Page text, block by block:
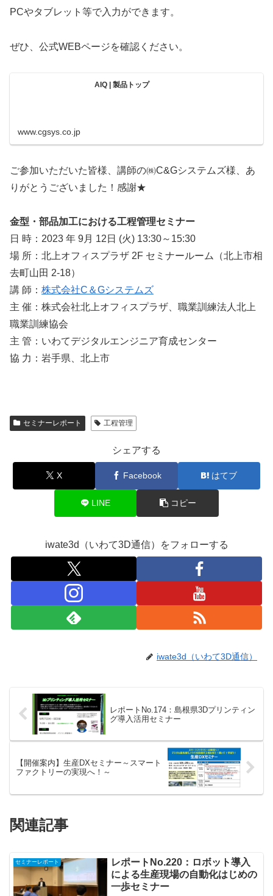
PCやタブレット等で入力ができます。
ぜひ、公式WEBページを確認ください。
AIQ | 製品トップ
www.cgsys.co.jp
ご参加いただいた皆様、講師の㈱C&Gシステムズ様、あ
りがとうございました！感謝★
金型・部品加工における工程管理セミナー
日 時：2023 年 9月 12日 (火) 13:30～15:30
場 所：北上オフィスプラザ 2F セミナールーム（北上市相
去町山田 2-18）
講 師： 株式会社C＆Gシステムズ
主 催：株式会社北上オフィスプラザ、職業訓練法人北上
職業訓練協会
主 管：いわてデジタルエンジニア育成センター
協 力：岩手県、北上市
セミナーレポート 工程管理
シェアする
X Facebook はてブ
LINE コピー
iwate3d（いわて3D通信）をフォローする
iwate3d（いわて3D通信）
レポートNo.174：島根県3Dプリンティン
グ導入活用セミナー
【開催案内】生産DXセミナー～スマート
ファクトリーの実現へ！～
関連記事
セミナーレポート
レポートNo.220：ロボット導入
による生産現場の自動化はじめの
一歩セミナー